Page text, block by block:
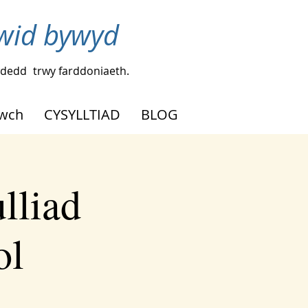
bywyd
trwy farddoniaeth.
CYSYLLTIAD BLOG